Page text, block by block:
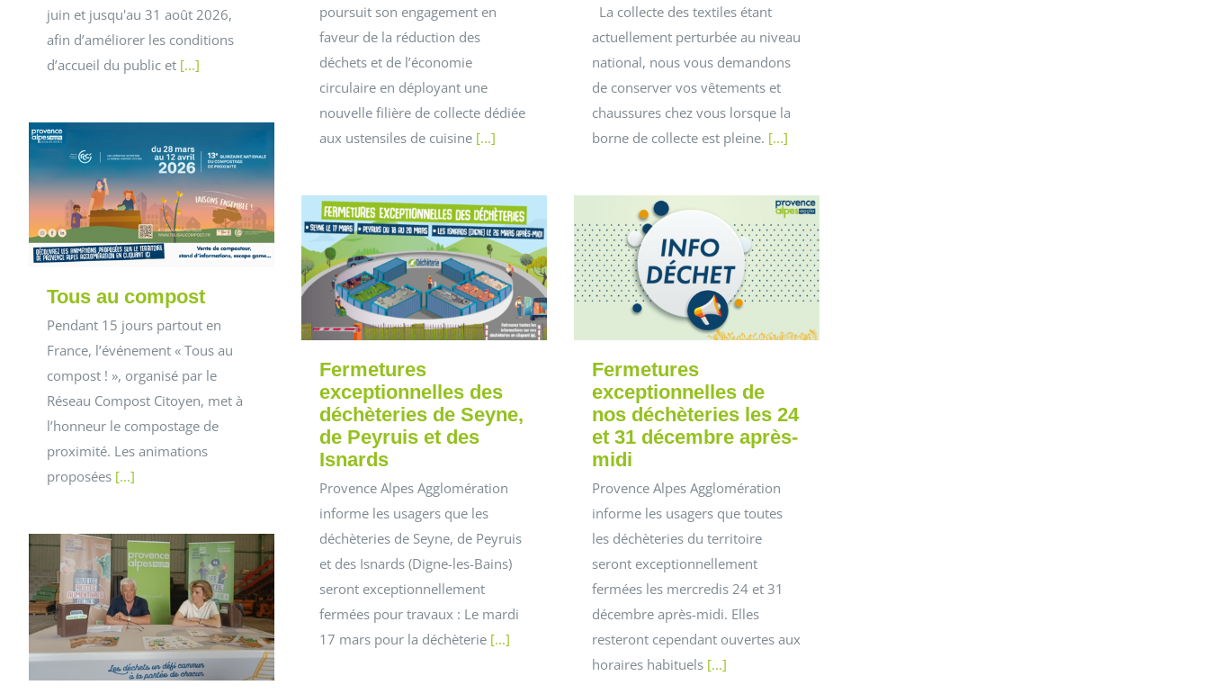
juin et jusqu'au 31 août 2026,
afin d’améliorer les conditions
d’accueil du public et [...]
poursuit son engagement en
faveur de la réduction des
déchets et de l’économie
circulaire en déployant une
nouvelle filière de collecte dédiée
aux ustensiles de cuisine [...]
La collecte des textiles étant
actuellement perturbée au niveau
national, nous vous demandons
de conserver vos vêtements et
chaussures chez vous lorsque la
borne de collecte est pleine. [...]
Tous au compost
Pendant 15 jours partout en
France, l’événement « Tous au
compost ! », organisé par le
Réseau Compost Citoyen, met à
l’honneur le compostage de
proximité. Les animations
proposées [...]
Fermetures
exceptionnelles des
déchèteries de Seyne,
de Peyruis et des
Isnards
Provence Alpes Agglomération
informe les usagers que les
déchèteries de Seyne, de Peyruis
et des Isnards (Digne-les-Bains)
seront exceptionnellement
fermées pour travaux : Le mardi
17 mars pour la déchèterie [...]
Fermetures
exceptionnelles de
nos déchèteries les 24
et 31 décembre après-
midi
Provence Alpes Agglomération
informe les usagers que toutes
les déchèteries du territoire
seront exceptionnellement
fermées les mercredis 24 et 31
décembre après-midi. Elles
resteront cependant ouvertes aux
horaires habituels [...]